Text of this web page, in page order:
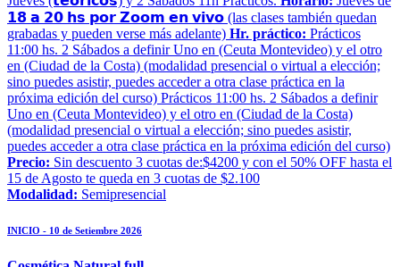
𝟭𝟴 𝗮 𝟮𝟬 𝗵𝘀 𝗽𝗼𝗿 𝗭𝗼𝗼𝗺 𝗲𝗻 𝘃𝗶𝘃𝗼 (las clases también quedan
grabadas y pueden verse más adelante) Hr. práctico: Prácticos
11:00 hs. 2 Sábados a definir Uno en (Ceuta Montevideo) y el otro
en (Ciudad de la Costa) (modalidad presencial o virtual a elección;
sino puedes asistir, puedes acceder a otra clase práctica en la
próxima edición del curso) Prácticos 11:00 hs. 2 Sábados a definir
Uno en (Ceuta Montevideo) y el otro en (Ciudad de la Costa)
(modalidad presencial o virtual a elección; sino puedes asistir,
puedes acceder a otra clase práctica en la próxima edición del curso)
Precio: Sin descuento 3 cuotas de:$4200 y con el 50% OFF hasta el
15 de Agosto te queda en 3 cuotas de $2.100
Modalidad: Semipresencial
INICIO - 10 de Setiembre 2026